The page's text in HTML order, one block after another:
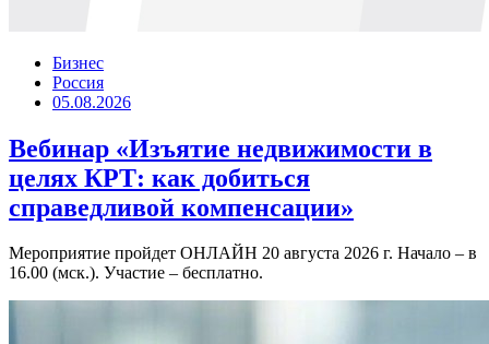
Бизнес
Россия
05.08.2026
Вебинар «Изъятие недвижимости в
целях КРТ: как добиться
справедливой компенсации»
Мероприятие пройдет ОНЛАЙН 20 августа 2026 г. Начало – в
16.00 (мск.). Участие – бесплатно.